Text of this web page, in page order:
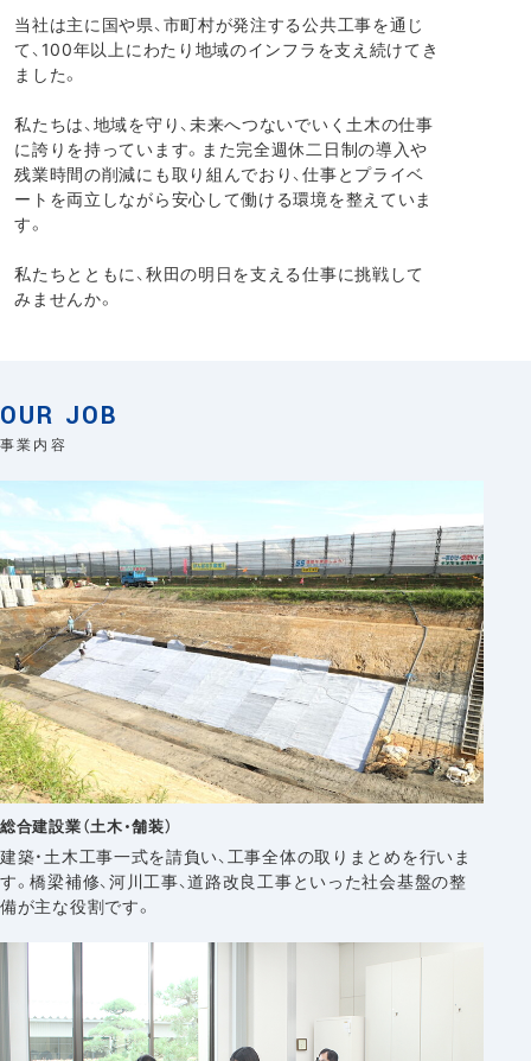
当社は主に国や県、市町村が発注する公共工事を通じ
て、100年以上にわたり地域のインフラを支え続けてき
ました。
私たちは、地域を守り、未来へつないでいく土木の仕事
に誇りを持っています。また完全週休二日制の導入や
残業時間の削減にも取り組んでおり、仕事とプライベ
ートを両立しながら安心して働ける環境を整えていま
す。
私たちとともに、秋田の明日を支える仕事に挑戦して
みませんか。
OUR JOB
事業内容
総合建設業（土木・舗装）
建築・土木工事一式を請負い、工事全体の取りまとめを行いま
す。橋梁補修、河川工事、道路改良工事といった社会基盤の整
備が主な役割です。